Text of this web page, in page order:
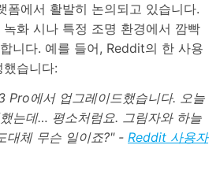
폼에서 활발히 논의되고 있습니다.
화 시나 특정 조명 환경에서 깜빡
니다. 예를 들어, Reddit의 한 사용
습니다:
Pro에서 업그레이드했습니다. 오늘
는데… 평소처럼요. 그림자와 하늘
대체 무슨 일이죠?" - Reddit 사용자